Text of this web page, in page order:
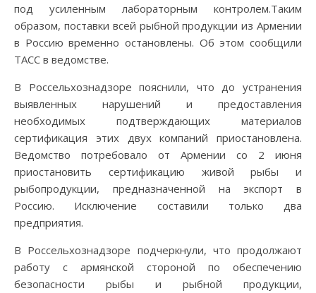
под усиленным лабораторным контролем.Таким
образом, поставки всей рыбной продукции из Армении
в Россию временно остановлены. Об этом сообщили
ТАСС в ведомстве.
В Россельхознадзоре пояснили, что до устранения
выявленных нарушений и предоставления
необходимых подтверждающих материалов
сертификация этих двух компаний приостановлена.
Ведомство потребовало от Армении со 2 июня
приостановить сертификацию живой рыбы и
рыбопродукции, предназначенной на экспорт в
Россию. Исключение составили только два
предприятия.
В Россельхознадзоре подчеркнули, что продолжают
работу с армянской стороной по обеспечению
безопасности рыбы и рыбной продукции,